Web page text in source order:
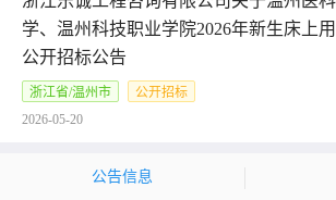
学、温州科技职业学院2026年新生床上
公开招标公告
浙江省/温州市
公开招标
2026-05-20
公告信息